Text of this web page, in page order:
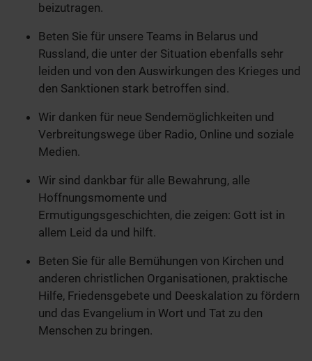
beizutragen.
Beten Sie für unsere Teams in Belarus und
Russland, die unter der Situation ebenfalls sehr
leiden und von den Auswirkungen des Krieges und
den Sanktionen stark betroffen sind.
Wir danken für neue Sendemöglichkeiten und
Verbreitungswege über Radio, Online und soziale
Medien.
Wir sind dankbar für alle Bewahrung, alle
Hoffnungsmomente und
Ermutigungsgeschichten, die zeigen: Gott ist in
allem Leid da und hilft.
Beten Sie für alle Bemühungen von Kirchen und
anderen christlichen Organisationen, praktische
Hilfe, Friedensgebete und Deeskalation zu fördern
und das Evangelium in Wort und Tat zu den
Menschen zu bringen.